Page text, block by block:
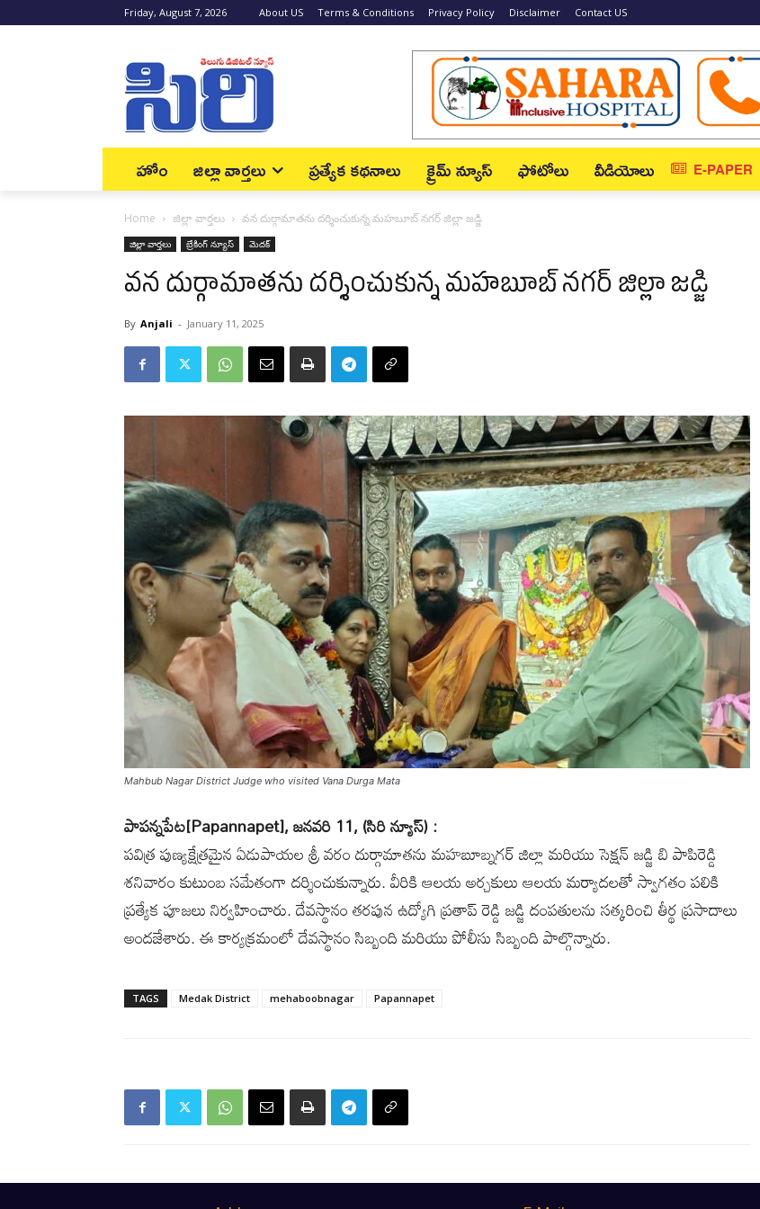
Friday, August 7, 2026 About US Terms & Conditions Privacy Policy Disclaimer Contact US
హోం జిల్లా వార్త‌లు ప్రత్యేక కథనాలు క్రైమ్ న్యూస్‌ ఫోటోలు వీడియోలు E-PAPER
Home జిల్లా వార్త‌లు వన దుర్గామాతను దర్శించుకున్న మహబూబ్ నగర్ జిల్లా జడ్జి
జిల్లా వార్త‌లు బ్రేకింగ్ న్యూస్‌ మెద‌క్
వన దుర్గామాతను దర్శించుకున్న మహబూబ్ నగర్ జిల్లా జడ్జి
By Anjali - January 11, 2025
Mahbub Nagar District Judge who visited Vana Durga Mata
పాపన్నపేట[Papannapet], జనవరి 11, (సిరి న్యూస్) :
పవిత్ర పుణ్యక్షేత్రమైన ఏడుపాయల శ్రీ వరం దుర్గామాతను మహబూబ్నగర్ జిల్లా మరియు సెక్షన్ జడ్జి బి పాపిరెడ్డి
శనివారం కుటుంబ సమేతంగా దర్శించుకున్నారు. వీరికి ఆలయ అర్చకులు ఆలయ మర్యాదలతో స్వాగతం పలికి
ప్రత్యేక పూజలు నిర్వహించారు. దేవస్థానం తరపున ఉద్యోగి ప్రతాప్ రెడ్డి జడ్జి దంపతులను సత్కరించి తీర్థ ప్రసాదాలు
అందజేశారు. ఈ కార్యక్రమంలో దేవస్థానం సిబ్బంది మరియు పోలీసు సిబ్బంది పాల్గొన్నారు.
TAGS Medak District mehaboobnagar Papannapet